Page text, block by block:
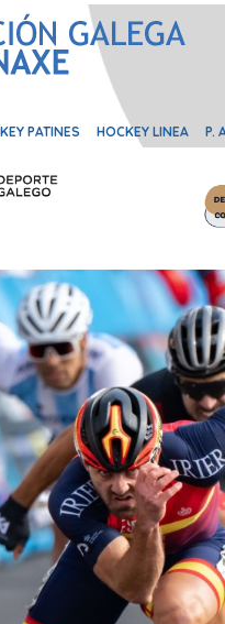
PATINES HOCKEY LINEA P.